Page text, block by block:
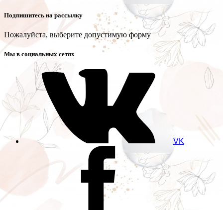
Подпишитесь на рассылку
Пожалуйста, выберите допустимую форму
Мы в социальных сетях
VK